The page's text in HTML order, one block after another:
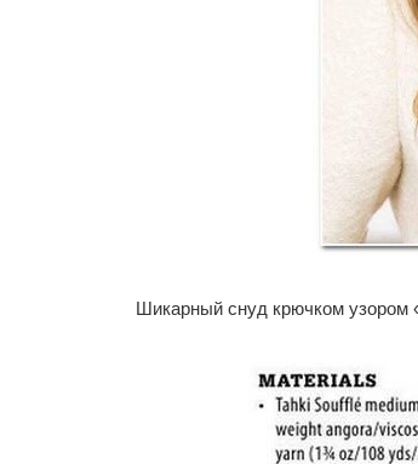
Шикарный снуд крючком узором